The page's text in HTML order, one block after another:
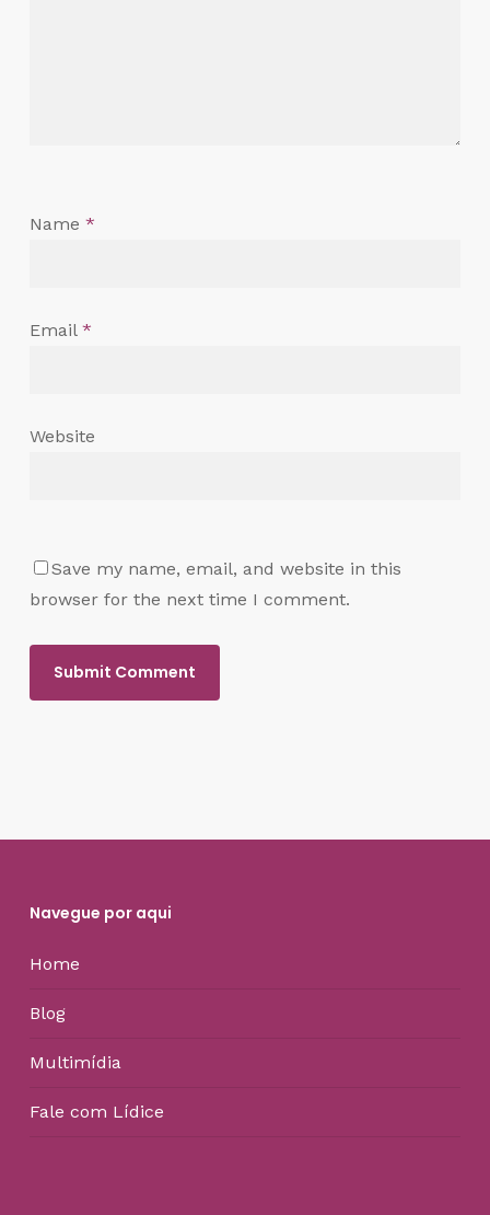
Name *
Email *
Website
Save my name, email, and website in this
browser for the next time I comment.
Navegue por aqui
Home
Blog
Multimídia
Fale com Lídice